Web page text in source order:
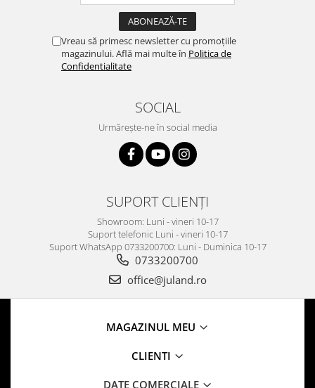
Vreau să primesc newsletter cu promoțiile
magazinului. Află mai multe în Politica de
Confidentialitate
SOCIAL
Urmărește-ne în social media
SUPORT CLIENȚI
Showroom: Luni - vineri 10-17
Suport telefonic Luni - vineri 10-17
Suport WhatsApp 0733200700: Luni - Duminica 10-17
0733200700
office@juland.ro
MAGAZINUL MEU
CLIENTI
DATE COMERCIALE